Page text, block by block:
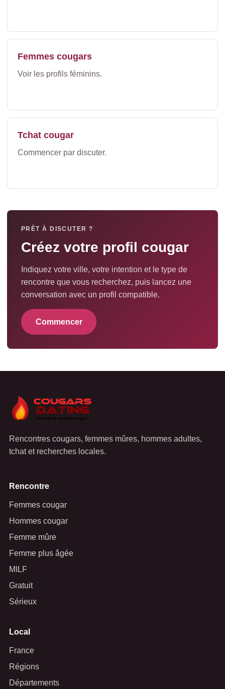
Femmes cougars
Voir les profils féminins.
Tchat cougar
Commencer par discuter.
PRÊT À DISCUTER ?
Créez votre profil cougar
Indiquez votre ville, votre intention et le type de
rencontre que vous recherchez, puis lancez une
conversation avec un profil compatible.
Commencer
Rencontres cougars, femmes mûres, hommes adultes,
tchat et recherches locales.
Rencontre
Femmes cougar
Hommes cougar
Femme mûre
Femme plus âgée
MILF
Gratuit
Sérieux
Local
France
Régions
Départements